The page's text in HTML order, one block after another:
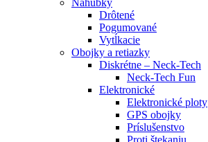
Náhubky
Drôtené
Pogumované
Vytĺkacie
Obojky a retiazky
Diskrétne – Neck-Tech
Neck-Tech Fun
Elektronické
Elektronické ploty
GPS obojky
Príslušenstvo
Proti štekaniu